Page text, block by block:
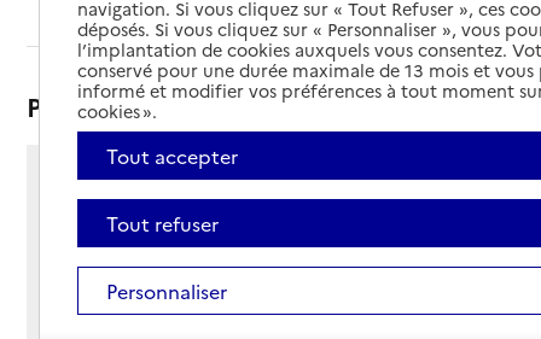
Sommaire
Présentation
Rue Sainte-Anne
44770 - Préfailles
Voir itinéraire
Téléphone :
02 51 74 94 71
navigation. Si vous cliquez sur « Tout Refuser », ces
déposés. Si vous cliquez sur « Personnaliser », vous
l’implantation de cookies auxquels vous consentez.
conservé pour une durée maximale de 13 mois et
informé et modifier vos préférences à tout moment
cookies ».
Tout accepter
Tout refuser
Personnaliser